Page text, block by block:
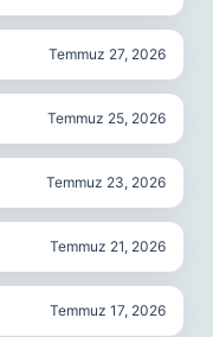
Temmuz 27, 2026
Temmuz 25, 2026
Temmuz 23, 2026
Temmuz 21, 2026
Temmuz 17, 2026